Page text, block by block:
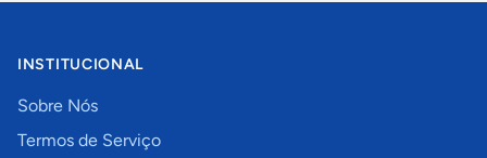
INSTITUCIONAL
Sobre Nós
Termos de Serviço